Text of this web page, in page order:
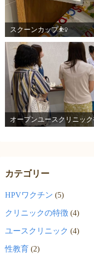
スクーンカップ⛹️‍♀️
オープンユースクリニッ
カテゴリー
HPVワクチン (5)
クリニックの特徴 (4)
ユースクリニック (4)
性教育 (2)